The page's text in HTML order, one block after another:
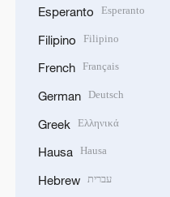
Esperanto Esperanto
Filipino Filipino
French Français
German Deutsch
Greek Ελληνικά
Hausa Hausa
Hebrew עברית